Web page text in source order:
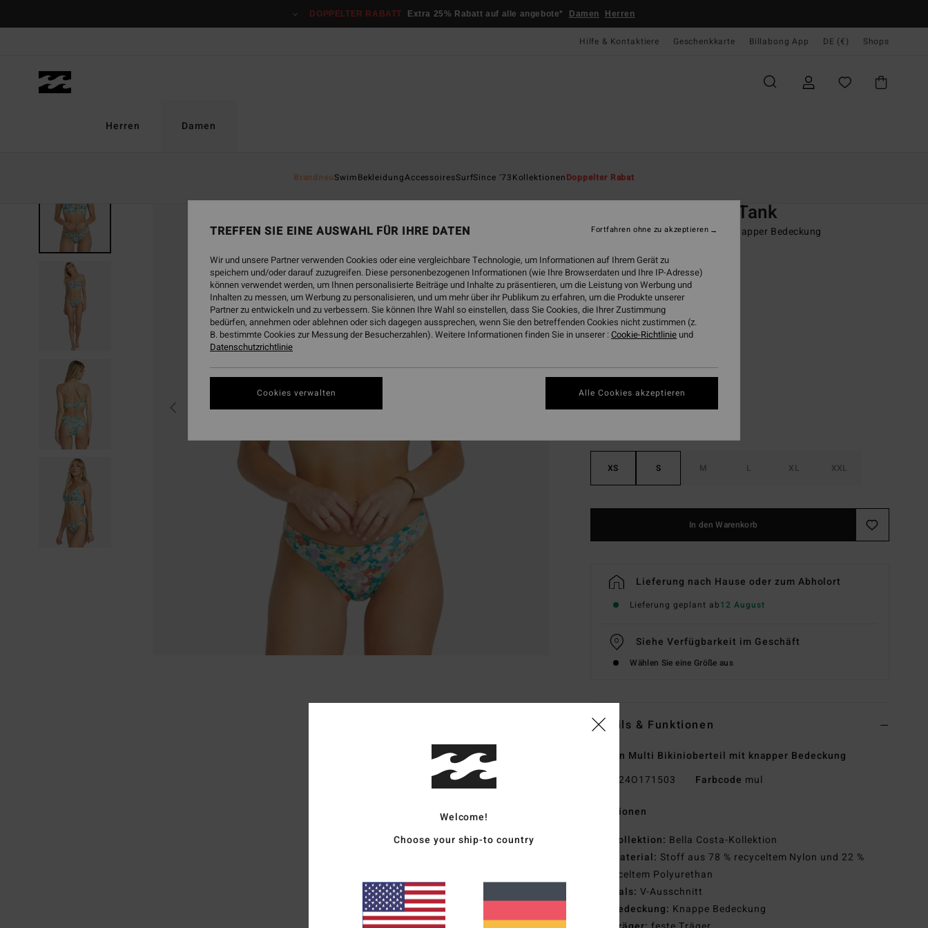
DOPPELTER RABATT Extra 25% Rabatt auf alle angebote* Damen Herren
Hilfe & Kontaktiere Geschenkkarte Billabong App DE (€) Shops
Herren Damen
BrandneuSwimBekleidungAccessoiresSurfSince '73KollektionenDoppelter Rabat
Bella Costa Cami Tank
Frauen Multi Bikinioberteil mit knapper Bedeckung
45,95 € 63%
17,23 €
SALE
DOPPELTER RABATT EXTRA 25%
XS S M L XL XXL
In den Warenkorb
Lieferung nach Hause oder zum Abholort
Lieferung geplant ab12 August
Siehe Verfügbarkeit im Geschäft
Wählen Sie eine Größe aus
Details & Funktionen
Frauen Multi Bikinioberteil mit knapper Bedeckung
24O171503 Farbcode mul
Funktionen
Kollektion: Bella Costa-Kollektion
Material: Stoff aus 78 % recyceltem Nylon und 22 %
recyceltem Polyurethan
Hals: V-Ausschnitt
Bedeckung: Knappe Bedeckung
Welcome!
Choose your ship-to country
TREFFEN SIE EINE AUSWAHL FÜR IHRE DATEN
Wir und unsere Partner verwenden Cookies oder eine vergleichbare Technologie, um Informationen auf Ihrem Gerät zu
speichern und/oder darauf zuzugreifen. Diese personenbezogenen Informationen (wie Ihre Browserdaten und Ihre IP-Adresse)
können verwendet werden, um Ihnen personalisierte Beiträge und Inhalte zu präsentieren, um die Leistung von Werbung und
Inhalten zu messen, um Werbung zu personalisieren, und um mehr über ihr Publikum zu erfahren, um die Produkte unserer
Partner zu entwickeln und zu verbessern. Sie können Ihre Wahl so einstellen, dass Sie Cookies, die Ihrer Zustimmung
bedürfen, annehmen oder ablehnen oder sich dagegen aussprechen, wenn Sie den betreffenden Cookies nicht zustimmen (z.
B. bestimmte Cookies zur Messung der Besucherzahlen). Weitere Informationen finden Sie in unserer :Cookie-Richtlinie und
Datenschutzrichtlinie
Cookies verwalten
Fortfahren ohne zu akzeptieren
Alle Cookies akzeptieren